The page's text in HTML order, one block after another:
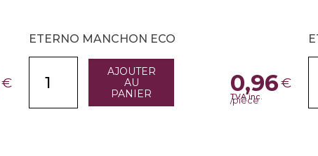
€
ETERNO MANCHON ECO
AJOUTER
AU
PANIER
0,96€
TVA inc.
/pièce